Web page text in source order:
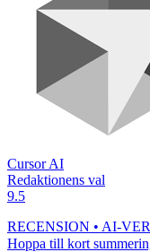
Cursor AI
Redaktionens val
9.5
RECENSION • AI-
Hoppa till kort